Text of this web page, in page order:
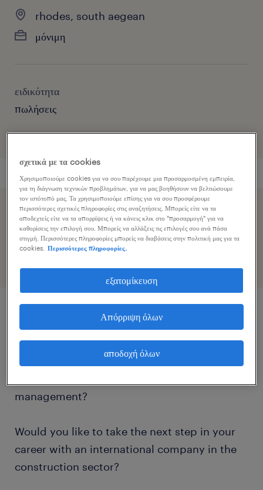
rhodes, south aegean
μόνιμη
ειδικότητα
πωλήσεις
Επιταχύνετε την εφαρμογή εργασίας κοινοποιώντας το
προφίλ σας
περιγραφή εργασίας
Are you a dynamic sales professional with
management?
Would you like to take the next step in your
career with an international company in the
construction sector?
σχετικά με τα cookies
Χρησιμοποιούμε cookies για να σου παρέχουμε μια προσαρμοσμένη εμπειρία,
για τη διάγνωση τεχνικών προβλημάτων, για να μας βοηθήσουν να βελτιώσουμε
τον ιστότοπό μας. Τα χρησιμοποιούμε επίσης για να σου προσφέρουμε
περισσότερες σχετικές πληροφορίες στις αναζητήσεις. Μπορείς είτε να τα
αποδεχτείς είτε να τα απορρίψεις ή να κάνεις κλικ στο "προσαρμογή" για να
καθορίσεις την επιλογή σου. Μπορείς να αλλάξεις τις επιλογές σου ανά πάσα
στιγμή. Περισσότερες πληροφορίες μπορείς να διαβάσεις στην πολιτική μας για τα
cookies.
Περισσότερες πληροφορίες.
εξατομίκευση
Απόρριψη όλων
αποδοχή όλων